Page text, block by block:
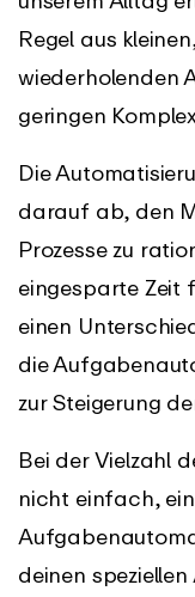
Regel aus
wiederholenden
geringen
Die
darauf ab, den
Prozesse zu
eingesparte Zeit
einen
die
zur Steigerung
Bei der Vielzahl
nicht einfach,
deinen